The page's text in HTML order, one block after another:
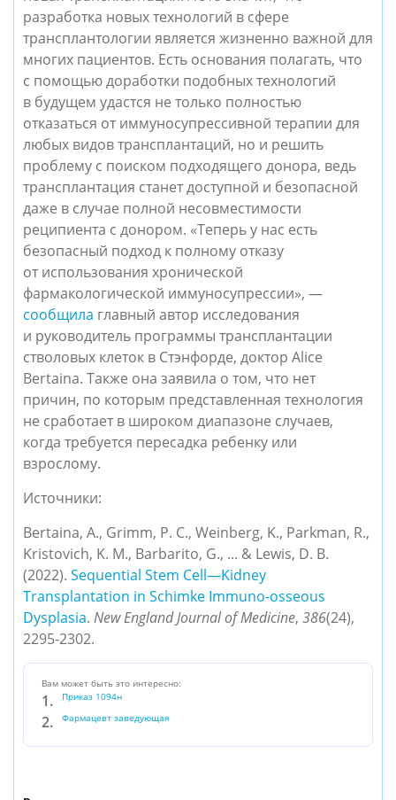
разработка новых технологий в сфере
трансплантологии является жизненно важной для
многих пациентов. Есть основания полагать, что
с помощью доработки подобных технологий
в будущем удастся не только полностью
отказаться от иммуносупрессивной терапии для
любых видов трансплантаций, но и решить
проблему с поиском подходящего донора, ведь
трансплантация станет доступной и безопасной
даже в случае полной несовместимости
реципиента с донором. «Теперь у нас есть
безопасный подход к полному отказу
от использования хронической
фармакологической иммуносупрессии», —
сообщила главный автор исследования
и руководитель программы трансплантации
стволовых клеток в Стэнфорде, доктор Alice
Bertaina. Также она заявила о том, что нет
причин, по которым представленная технология
не сработает в широком диапазоне случаев,
когда требуется пересадка ребенку или
взрослому.
Источники:
Bertaina, A., Grimm, P. C., Weinberg, K., Parkman, R.,
Kristovich, K. M., Barbarito, G., ... & Lewis, D. B.
(2022). Sequential Stem Cell—Kidney
Transplantation in Schimke Immuno-osseous
Dysplasia. New England Journal of Medicine, 386(24),
2295-2302.
Вам может быть это интересно:
Приказ 1094н
Фармацевт заведующая